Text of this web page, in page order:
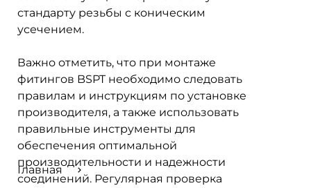
Главная
стандарту резьбы с коническим
усечением.
Важно отметить, что при монтаже
фитингов BSPT необходимо следовать
правилам и инструкциям по установке
производителя, а также использовать
правильные инструменты для
обеспечения оптимальной
производительности и надежности
соединений. Регулярная проверка